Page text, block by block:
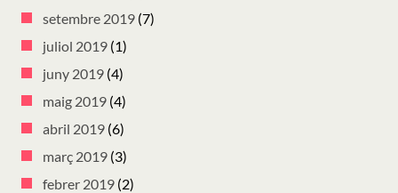
setembre 2019 (7)
juliol 2019 (1)
juny 2019 (4)
maig 2019 (4)
abril 2019 (6)
març 2019 (3)
febrer 2019 (2)